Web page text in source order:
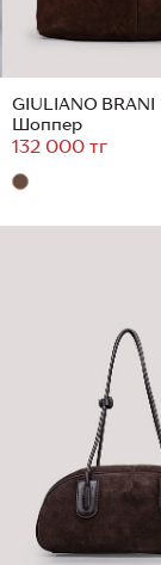
GIULIANO BRANI
Шоппер
132 000 тг